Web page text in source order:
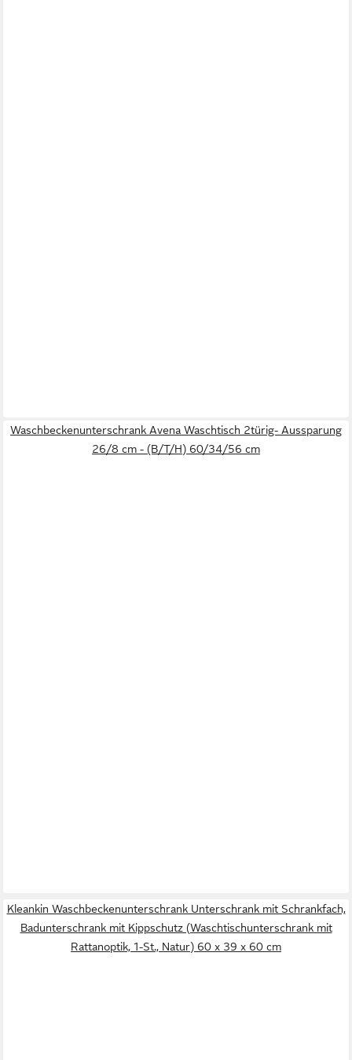
Waschbeckenunterschrank Avena Waschtisch 2türig- Aussparung
26/8 cm - (B/T/H) 60/34/56 cm
Kleankin Waschbeckenunterschrank Unterschrank mit Schrankfach,
Badunterschrank mit Kippschutz (Waschtischunterschrank mit
Rattanoptik, 1-St., Natur) 60 x 39 x 60 cm